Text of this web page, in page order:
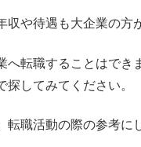
収や待遇も大企業の方
へ転職することはでき
探してみてください。
転職活動の際の参考に